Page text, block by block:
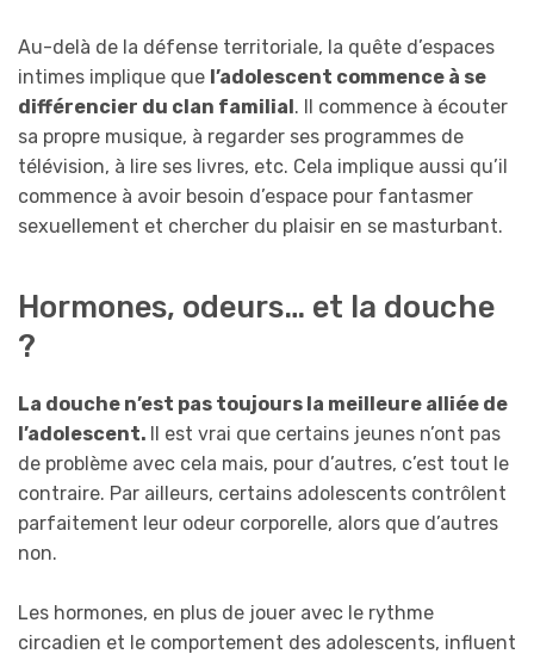
Au-delà de la défense territoriale, la quête d’espaces
intimes implique que l’adolescent commence à se
différencier du clan familial. Il commence à écouter
sa propre musique, à regarder ses programmes de
télévision, à lire ses livres, etc. Cela implique aussi qu’il
commence à avoir besoin d’espace pour fantasmer
sexuellement et chercher du plaisir en se masturbant.
Hormones, odeurs… et la douche
?
La douche n’est pas toujours la meilleure alliée de
l’adolescent. Il est vrai que certains jeunes n’ont pas
de problème avec cela mais, pour d’autres, c’est tout le
contraire. Par ailleurs, certains adolescents contrôlent
parfaitement leur odeur corporelle, alors que d’autres
non.
Les hormones, en plus de jouer avec le rythme
circadien et le comportement des adolescents, influent